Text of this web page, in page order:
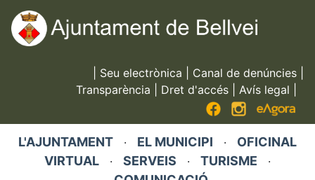
Vés
al
contingut
Seu electrònica Canal de denúncies
Transparència
Dret d'accés Avís legal
L'AJUNTAMENT · EL MUNICIPI · OFICINAL
VIRTUAL · SERVEIS · TURISME ·